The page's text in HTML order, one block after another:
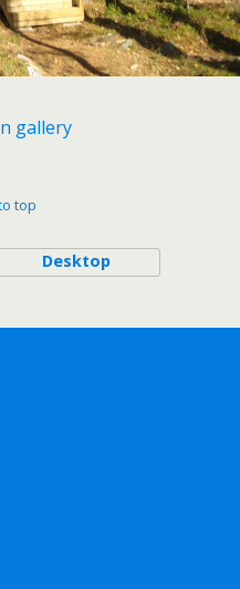
gallery
top
Desktop